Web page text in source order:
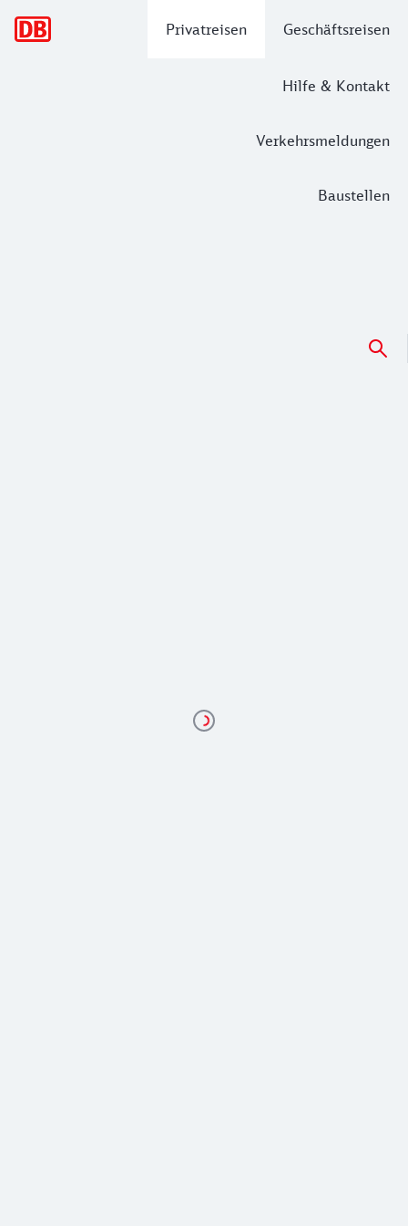
Privatreisen Geschäftsreisen
Hilfe & Kontakt
Verkehrsmeldungen
Baustellen